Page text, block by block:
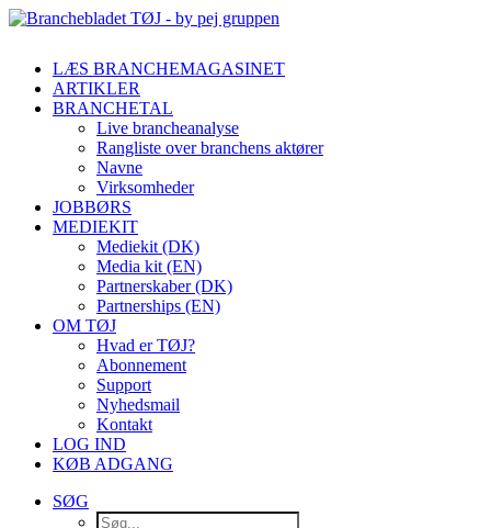
LÆS BRANCHEMAGASINET
ARTIKLER
BRANCHETAL
Live brancheanalyse
Rangliste over branchens aktører
Navne
Virksomheder
JOBBØRS
MEDIEKIT
Mediekit (DK)
Media kit (EN)
Partnerskaber (DK)
Partnerships (EN)
OM TØJ
Hvad er TØJ?
Abonnement
Support
Nyhedsmail
Kontakt
LOG IND
KØB ADGANG
SØG